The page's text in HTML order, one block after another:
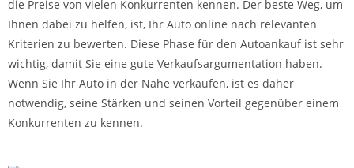
die Preise von vielen Konkurrenten kennen. Der beste Weg, um
Ihnen dabei zu helfen, ist, Ihr Auto online nach relevanten
Kriterien zu bewerten. Diese Phase für den Autoankauf ist sehr
wichtig, damit Sie eine gute Verkaufsargumentation haben.
Wenn Sie Ihr Auto in der Nähe verkaufen, ist es daher
notwendig, seine Stärken und seinen Vorteil gegenüber einem
Konkurrenten zu kennen.